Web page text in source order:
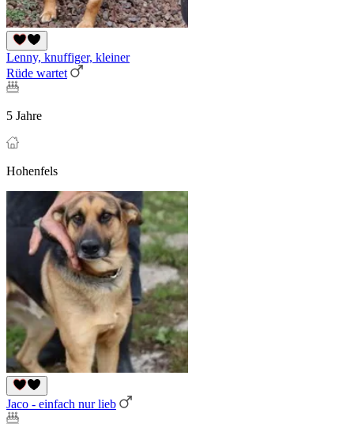
Lenny, knuffiger, kleiner
Rüde wartet
5 Jahre
Hohenfels
Jaco - einfach nur lieb